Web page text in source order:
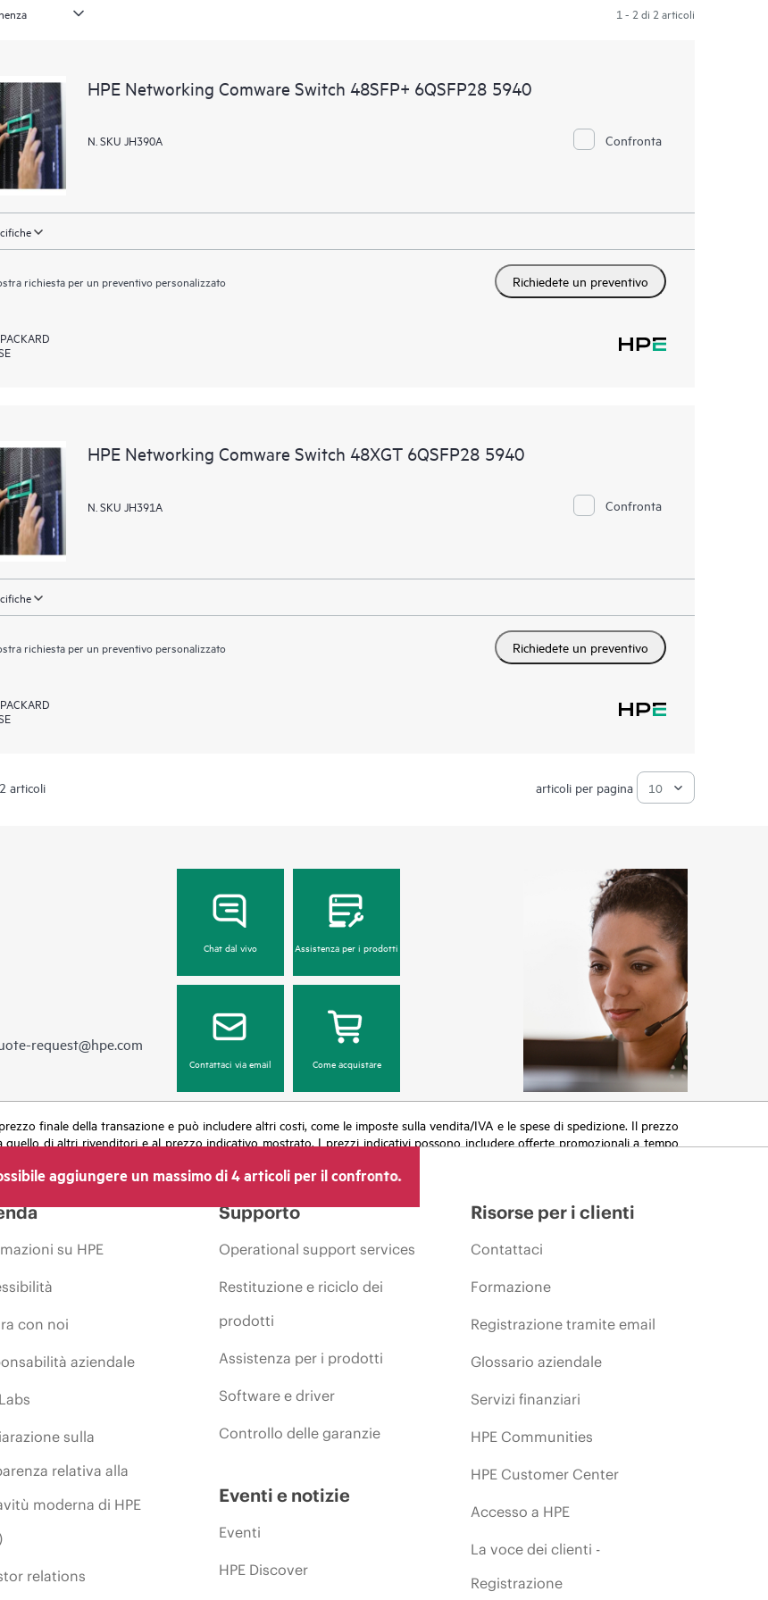
1 - 2 di 2 articoli
HPE Networking Comware Switch 48SFP+ 6QSFP28 5940
N. SKU JH390A Confronta
richiesta per un preventivo personalizzato Richiedete un preventivo
HPE Networking Comware Switch 48XGT 6QSFP28 5940
N. SKU JH391A Confronta
richiesta per un preventivo personalizzato Richiedete un preventivo
articoli articoli per pagina
request@hpe.com
Chat dal vivo Assistenza per i prodotti
Contattaci via email Come acquistare
finale della transazione e può includere altri costi, come le imposte sulla vendita/IVA e le spese di spedizione. Il prezzo
di altri rivenditori e al prezzo indicativo mostrato. I prezzi indicativi possono includere offerte promozionali a tempo
ed errori negli annunci pubblicitari.
aggiungere un massimo di 4 articoli per il confronto.
su HPE
con noi
aziendale
sulla
relativa alla
moderna di HPE
relations
Supporto
Operational support services
Restituzione e riciclo dei
prodotti
Assistenza per i prodotti
Software e driver
Controllo delle garanzie
Eventi e notizie
Eventi
HPE Discover
Risorse per i clienti
Contattaci
Formazione
Registrazione tramite email
Glossario aziendale
Servizi finanziari
HPE Communities
HPE Customer Center
Accesso a HPE
La voce dei clienti -
Registrazione